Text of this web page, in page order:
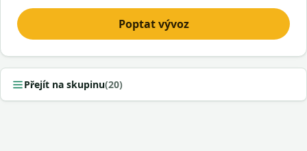
Poptat vývoz
Přejít na skupinu(20)